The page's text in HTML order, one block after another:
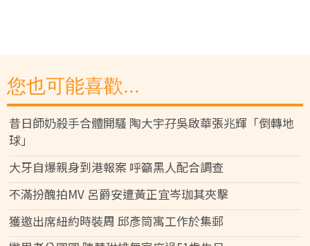
您也可能喜歡...
昔日師奶殺手合體開騷 陶大宇孖吳啟華張兆輝「倒轉地
球」
大牙自爆親身到港報案 呼籲黑人配合調查
不滿扮醜拍MV 呂爵安遭黃正宜岑珈其夾擊
獲邀出席紐約時裝周 邱彥筒寓工作於集郵